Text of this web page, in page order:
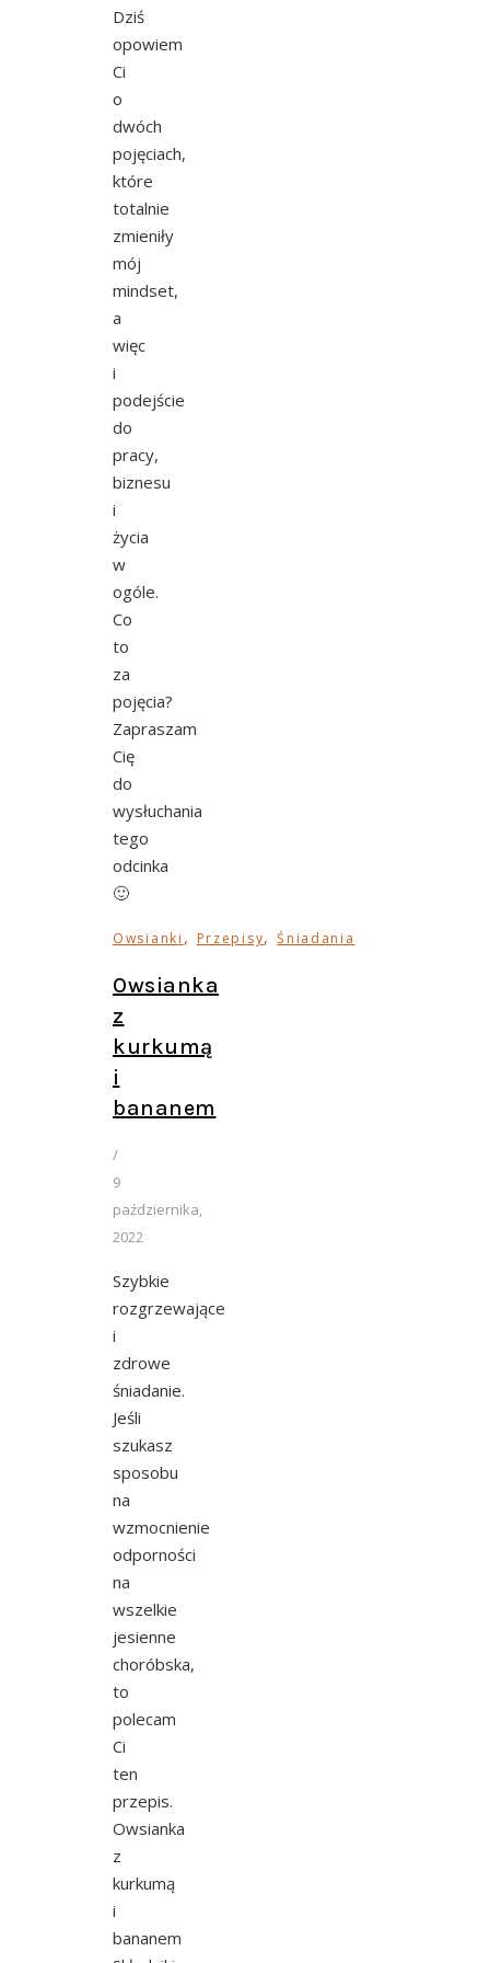
Dziś
opowiem
Ci
o
dwóch
pojęciach,
które
totalnie
zmieniły
mój
mindset,
a
więc
i
podejście
do
pracy,
biznesu
i
życia
w
ogóle.
Co
to
za
pojęcia?
Zapraszam
Cię
do
wysłuchania
tego
odcinka
🙂
Owsianki , Przepisy,Śniadania
Owsianka
z
kurkumą
i
bananem
/
9
października,
2022
Szybkie
rozgrzewające
i
zdrowe
śniadanie.
Jeśli
szukasz
sposobu
na
wzmocnienie
odporności
na
wszelkie
jesienne
choróbska,
to
polecam
Ci
ten
przepis.
Owsianka
z
kurkumą
i
bananem